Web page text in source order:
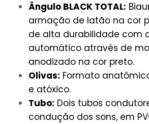
Ângulo BLACK TOTAL:
armação de latão na cor
de alta durabilidade com
automático através de
anodizado na cor preto.
Olivas: Formato
e atóxico.
Tubo: Dois tubos
condução dos sons, em